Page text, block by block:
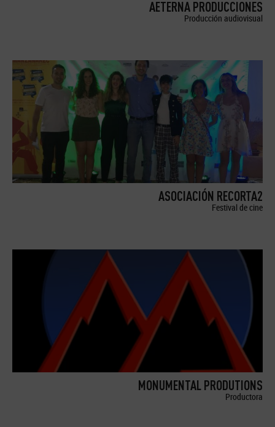
AETERNA PRODUCCIONES
Producción audiovisual
ASOCIACIÓN RECORTA2
Festival de cine
MONUMENTAL PRODUTIONS
Productora